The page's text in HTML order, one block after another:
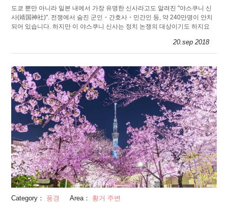
도쿄 뿐만 아니라 일본 내에서 가장 유명한 신사라고도 알려진 "야스쿠니 신
사(靖国神社)". 전쟁에서 숨진 군인・간호사・민간인 등, 약 240만명이 안치
되어 있습니다. 하지만 이 야스쿠니 신사는 정치 논쟁의 대상이기도 하지요
20.sep 2018
Category： 풍경 Area： 황거 주변